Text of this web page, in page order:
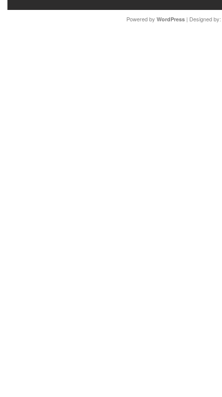
Powered by WordPress| Designed by: